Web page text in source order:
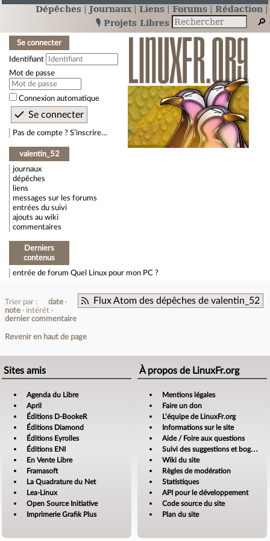
Dépêches Journaux Liens Forums
Rédaction
🎙️ Projets Libres
Se connecter
Identifiant
Mot de passe
Connexion automatique
Pas de compte ? S’inscrire…
valentin_52
journaux
dépêches
liens
messages sur les forums
entrées du suivi
ajouts au wiki
commentaires
Derniers
contenus
entrée de forum Quel Linux pour mon PC ?
Flux Atom des dépêches de valentin_52
Trier par :
date
note
intérêt
dernier commentaire
Revenir en haut de page
Sites amis
Agenda du Libre
April
Éditions D-BookeR
Éditions Diamond
Éditions Eyrolles
Éditions ENI
En Vente Libre
Framasoft
La Quadrature du Net
Lea-Linux
Open Source Initiative
Imprimerie Grafik Plus
À propos de LinuxFr.org
Mentions légales
Faire un don
L’équipe de LinuxFr.org
Informations sur le site
Aide / Foire aux questions
Suivi des suggestions et bogues
Wiki du site
Règles de modération
Statistiques
API pour le développement
Code source du site
Plan du site